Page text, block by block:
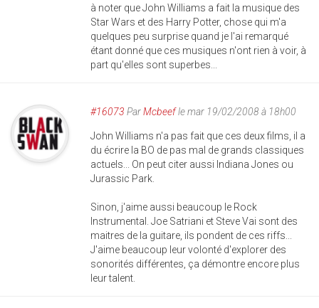
à noter que John Williams a fait la musique des
Star Wars et des Harry Potter, chose qui m'a
quelques peu surprise quand je l'ai remarqué
étant donné que ces musiques n'ont rien à voir, à
part qu'elles sont superbes...
#16073 ParMcbeefle mar 19/02/2008 à 18h00
John Williams n'a pas fait que ces deux films, il a
du écrire la BO de pas mal de grands classiques
actuels... On peut citer aussi Indiana Jones ou
Jurassic Park.
Sinon, j'aime aussi beaucoup le Rock
Instrumental. Joe Satriani et Steve Vai sont des
maitres de la guitare, ils pondent de ces riffs...
J'aime beaucoup leur volonté d'explorer des
sonorités différentes, ça démontre encore plus
leur talent.